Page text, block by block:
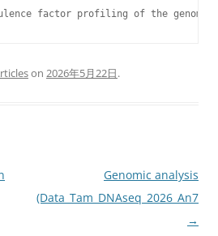
factor profiling of the genome
on 2026年5月22日.
Genomic analysis
→